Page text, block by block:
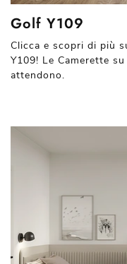
Golf Y109
Clicca e scopri di più
Y109! Le Camerette
attendono.